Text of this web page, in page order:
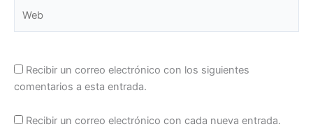
Recibir un correo electrónico con los siguientes
comentarios a esta entrada.
Recibir un correo electrónico con cada nueva entrada.